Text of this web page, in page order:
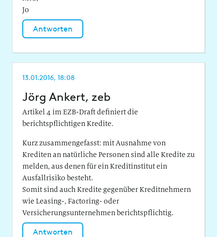
Jo
Antworten
13.01.2016, 18:08
Jörg Ankert, zeb
Artikel 4 im EZB-Draft definiert die
berichtspflichtigen Kredite.
Kurz zusammengefasst: mit Ausnahme von
Krediten an natürliche Personen sind alle Kredite zu
melden, aus denen für ein Kreditinstitut ein
Ausfallrisiko besteht.
Somit sind auch Kredite gegenüber Kreditnehmern
wie Leasing-, Factoring- oder
Versicherungsunternehmen berichtspflichtig.
Antworten